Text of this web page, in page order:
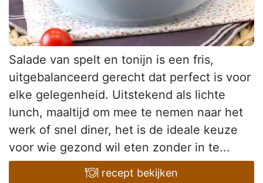
Salade van spelt en tonijn is een fris,
uitgebalanceerd gerecht dat perfect is voor
elke gelegenheid. Uitstekend als lichte
lunch, maaltijd om mee te nemen naar het
werk of snel diner, het is de ideale keuze
voor wie gezond wil eten zonder in te...
recept bekijken